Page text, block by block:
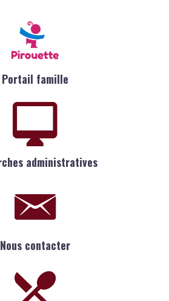
Portail famille
administratives
Nous contacter